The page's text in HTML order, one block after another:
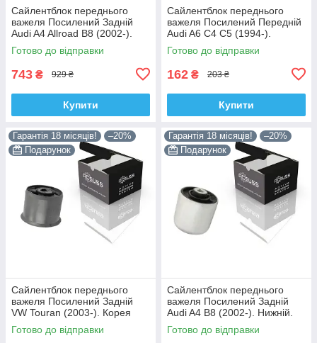
Сайлентблок переднього
важеля Посилений Задній
Audi A4 Allroad B8 (2002-).
Нижній. Корея ACSUSS!
4H0407183 , TD1247W ,
Готово до відправки
743 ₴ 929 ₴
Купити
Сайлентблок переднього
важеля Посилений Передній
Audi A6 C4 C5 (1994-).
Верхній. Корея ACSUSS!
35379 , JBU138 , TD1062W
Готово до відправки
162 ₴ 203 ₴
Купити
Гарантія 18 місяців!
–20%
Подарунок
Сайлентблок переднього
важеля Посилений Задній
VW Touran (2003-). Корея
ACSUSS! 34559 , JBU602 ,
VKDS331037
Готово до відправки
Гарантія 18 місяців!
–20%
Подарунок
Сайлентблок переднього
важеля Посилений Задній
Audi A4 B8 (2002-). Нижній.
Корея ACSUSS! 4H0407183 ,
TD1247W , VKDS331074
Готово до відправки